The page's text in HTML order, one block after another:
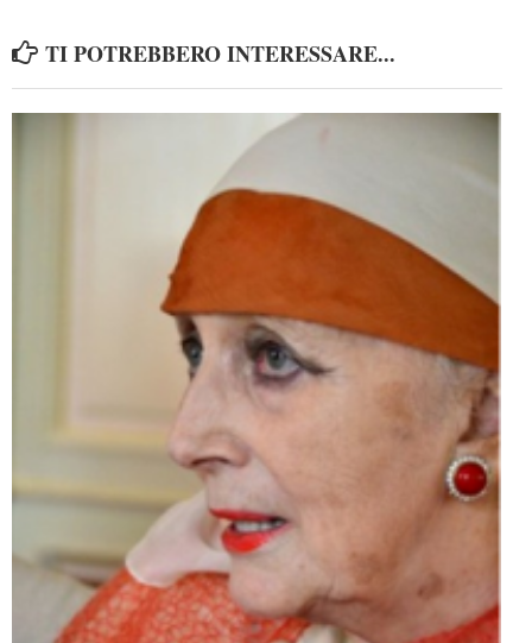
TI POTREBBERO INTERESSARE...